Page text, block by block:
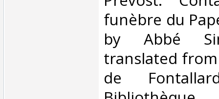
funèbre du
by Abbé
translated
de